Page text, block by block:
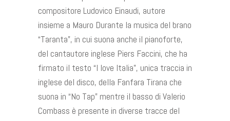
compositore Ludovico Einaudi, autore
insieme a Mauro Durante la musica del brano
“Taranta”, in cui suona anche il pianoforte,
del cantautore inglese Piers Faccini, che ha
firmato il testo “I love Italia”, unica traccia in
inglese del disco, della Fanfara Tirana che
suona in “No Tap” mentre il basso di Valerio
Combass è presente in diverse tracce del